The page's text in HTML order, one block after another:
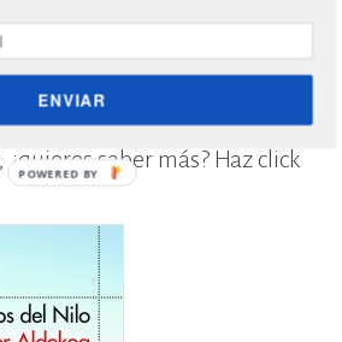
saber más? Haz click
ENVIAR
POWERED